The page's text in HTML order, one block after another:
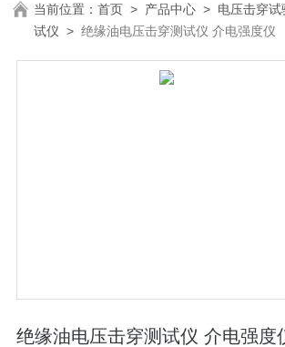
当前位置：首页 > 产品中心 > 电压击穿试
试仪 >绝缘油电压击穿测试仪 介电强度仪
绝缘油电压击穿测试仪 介电强度